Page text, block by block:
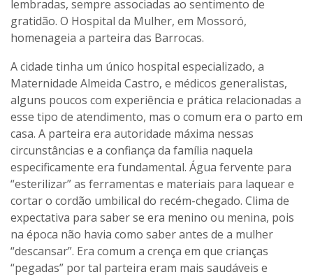
lembradas, sempre associadas ao sentimento de
gratidão. O Hospital da Mulher, em Mossoró,
homenageia a parteira das Barrocas.
A cidade tinha um único hospital especializado, a
Maternidade Almeida Castro, e médicos generalistas,
alguns poucos com experiência e prática relacionadas a
esse tipo de atendimento, mas o comum era o parto em
casa. A parteira era autoridade máxima nessas
circunstâncias e a confiança da família naquela
especificamente era fundamental. Água fervente para
“esterilizar” as ferramentas e materiais para laquear e
cortar o cordão umbilical do recém-chegado. Clima de
expectativa para saber se era menino ou menina, pois
na época não havia como saber antes de a mulher
“descansar”. Era comum a crença em que crianças
“pegadas” por tal parteira eram mais saudáveis e